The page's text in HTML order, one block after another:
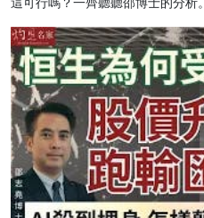
這可行嗎？一齊聽聽邵博士的分析。